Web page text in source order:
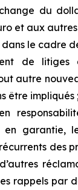
du
et aux
dans le cadre
de litiges
autre
être impliqués
en garantie,
des
d’autres
rappels par